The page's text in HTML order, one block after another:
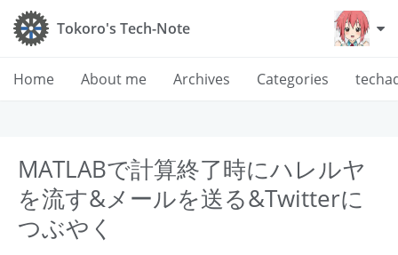
Tokoro's Tech-Note
Home About me Archives Categories
MATLABで計算終了時にハレルヤ
を流す&メールを送る&Twitterに
つぶやく